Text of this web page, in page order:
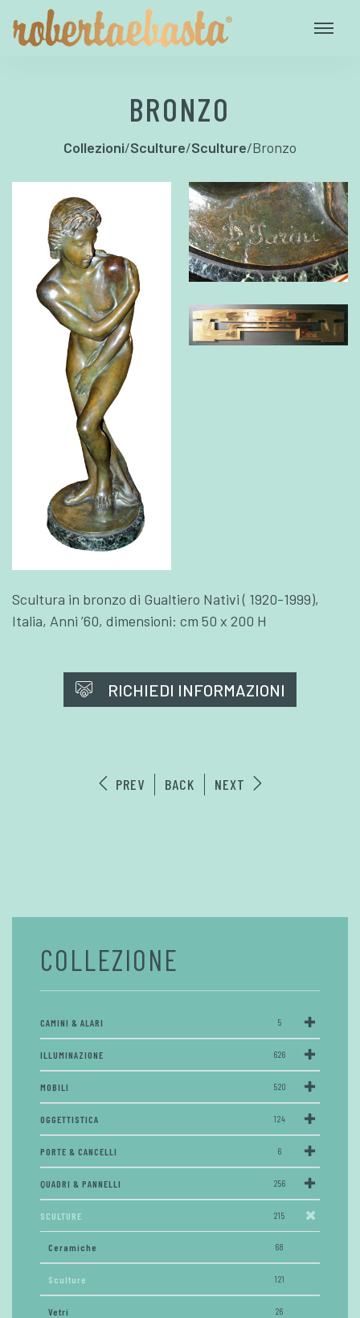
BRONZO
Collezioni/Sculture/Sculture/Bronzo
Scultura in bronzo di Gualtiero Nativi ( 1920-1999),
Italia, Anni ’60, dimensioni: cm 50 x 200 H
RICHIEDI INFORMAZIONI
PREV BACK NEXT
COLLEZIONE
CAMINI & ALARI 5
ILLUMINAZIONE 626
MOBILI 520
OGGETTISTICA 124
PORTE & CANCELLI 6
QUADRI & PANNELLI 256
SCULTURE 215
Ceramiche 68
Sculture 121
Vetri 26